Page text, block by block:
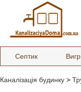
Септик
Каналізація будинку >